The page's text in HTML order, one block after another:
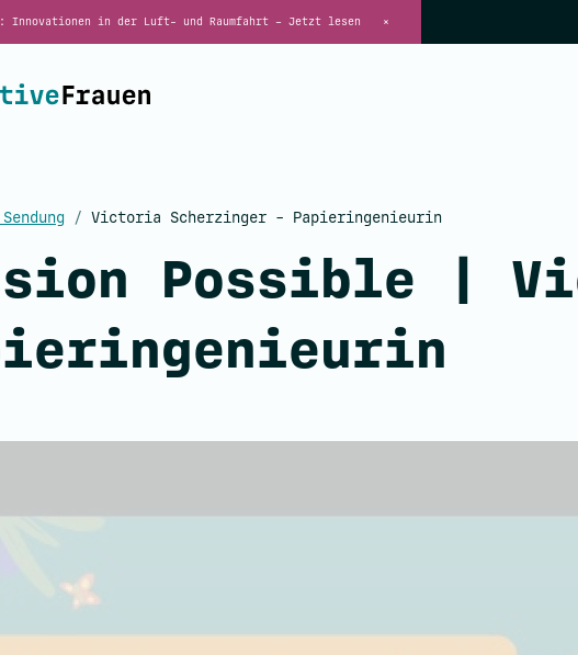
Innovationen in der Luft- und Raumfahrt – Jetzt lesen ×
/ Victoria Scherzinger - Papieringenieurin
Possible |